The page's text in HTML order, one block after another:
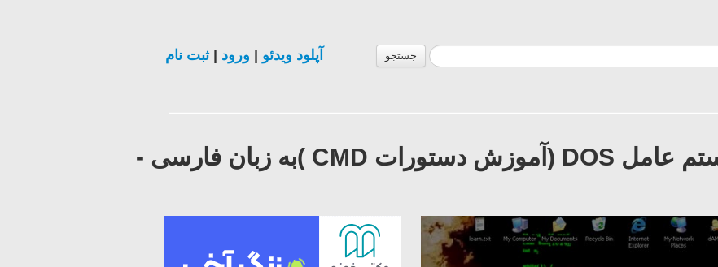
جستجو آپلود ویدئو ورود |ثبت نام
فیلم آموزش کار با سیستم عامل DOS (آموزش دستورات CMD )به زبان فارسی -